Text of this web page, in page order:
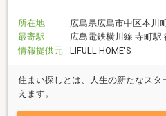
所在地
広島県広島市中区本川
最寄駅
広島電鉄横川線 寺町駅
情報提供元
LIFULL HOME'S
住まい探しとは、人生の新たなス
えます。